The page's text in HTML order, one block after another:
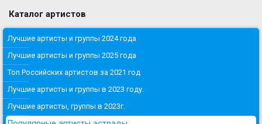
Каталог артистов
Лучшие артисты и группы 2024 года
Лучшие артисты и группы 2025 года
Топ Российских артистов за 2021 год
Лучшие артисты и группы в 2023 году.
Лучшие артисты, группы в 2023г.